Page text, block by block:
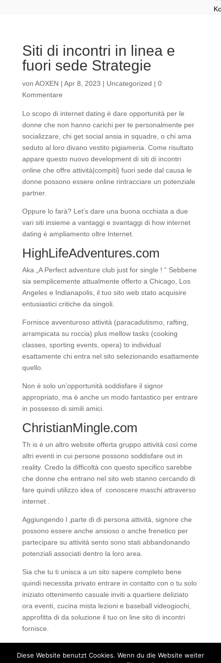
Siti di incontri in linea e
fuori sede Strategie
von AOXEN | Apr 8, 2023 | Uncategorized | 0
Kommentare
Lo scopo di internet dating è dare opportunità per le
donne che non hanno carichi per te personalmente per
socializzare, chi get social ansia in squadre, o chi ama
seduto al loro divano vestito pigiameria. Come risultato
appare questo nuovo development di siti di incontri
online che offre attività|compiti} fuori sede dal causa le
donne possono essere online rintracciare un potenziale
partner.
Oppure lo farà? Let’s dare una buona occhiata a due
vari siti insieme a vantaggi e svantaggi di how internet
dating è ampliamento oltre Internet.
HighLifeAdventures.com
Aka „A Perfect adventure club just for single ! “ Sebbene
sia semplicemente attualmente offerto a Chicago, Los
Angeles e Indianapolis, il tuo sito web stato acquisire
entusiastici critiche da singoli.
Fornisce avventuroso attività (paracadutismo, rafting,
arrampicata su roccia) plus mellow tasks (cooking
classes, sporting events, opera) to individual
esattamente chi entra nel sito selezionando esattamente
quello.
Non è solo un’opportunità soddisfare il signor
appropriato, ma è anche un modo fantastico per entrare
in possesso di simili amici.
ChristianMingle.com
Th is è un altro website offerta gruppo attività così come
altri eventi in cui persone possono soddisfare out in
reality. Credo la difficoltà con questo specifico sarebbe
che donne che entrano nel sito web stanno cercando di
fare quindi utilizzo idea of ​​ conoscere maschi attraverso
internet .
Aggiungendo l ‚parte di di persona attività, signore che
possono essere anche ansioso o anche frenetico per
partecipare su attività sento sono stati abbandonando
potenziali associati dentro la loro area.
Sia che tu ti unisca a un sito sapere completo bene
quindi necessita privato entrare in contatto con o tu solo
iniziato ottenimento casuale inviti a quartiere deliziato
ora eventi, cucina mista lezioni e baseball videogiochi,
approfitta di da soluzione il tuo on line sito di incontri
fornisce.
leggi qui
Diese Website benutzt Cookies. Wenn du die Website weiter